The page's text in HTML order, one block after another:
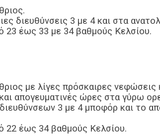
διευθύνσεις 3 με 4 και στα
23 έως 33 με 34 βαθμούς Κελσίου.
με λίγες πρόσκαιρες
απογευματινές ώρες στα γύρω
3 με 4 μποφόρ και το
22 έως 34 βαθμούς Κελσίου.